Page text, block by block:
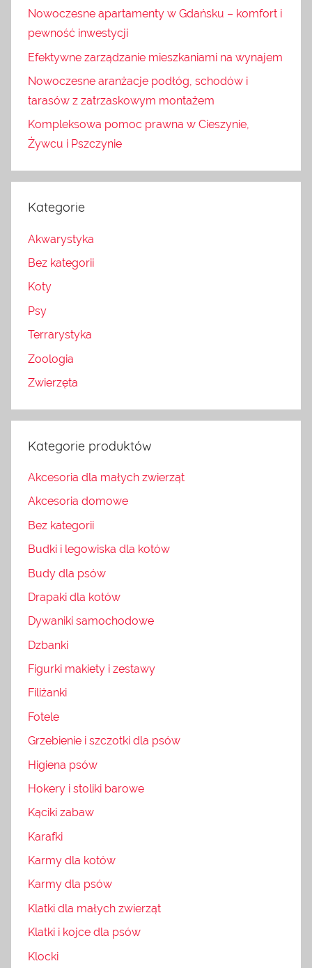
Nowoczesne apartamenty w Gdańsku – komfort i
pewność inwestycji
Efektywne zarządzanie mieszkaniami na wynajem
Nowoczesne aranżacje podłóg, schodów i
tarasów z zatrzaskowym montażem
Kompleksowa pomoc prawna w Cieszynie,
Żywcu i Pszczynie
Kategorie
Akwarystyka
Bez kategorii
Koty
Psy
Terrarystyka
Zoologia
Zwierzęta
Kategorie produktów
Akcesoria dla małych zwierząt
Akcesoria domowe
Bez kategorii
Budki i legowiska dla kotów
Budy dla psów
Drapaki dla kotów
Dywaniki samochodowe
Dzbanki
Figurki makiety i zestawy
Filiżanki
Fotele
Grzebienie i szczotki dla psów
Higiena psów
Hokery i stoliki barowe
Kąciki zabaw
Karafki
Karmy dla kotów
Karmy dla psów
Klatki dla małych zwierząt
Klatki i kojce dla psów
Klocki